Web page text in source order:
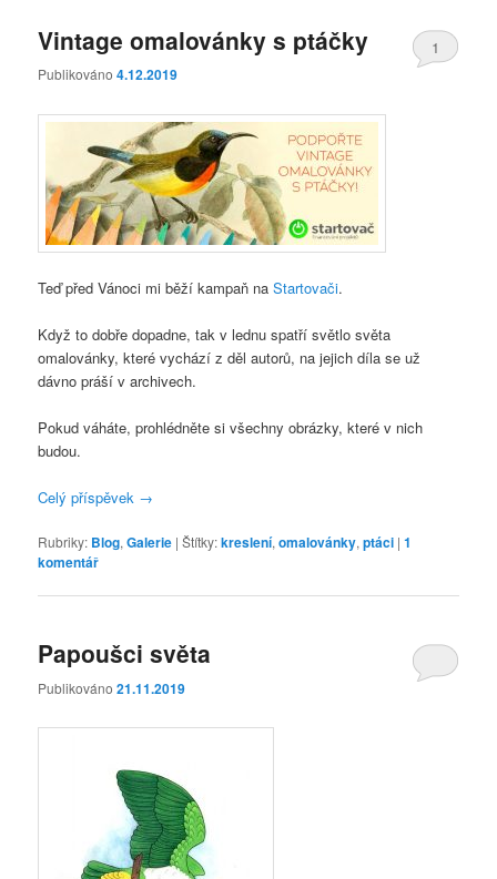
Vintage omalovánky s ptáčky
Publikováno4.12.2019
1
Teď před Vánoci mi běží kampaň naStartovači.
Když to dobře dopadne, tak v lednu spatří světlo světa
omalovánky, které vychází z děl autorů, na jejich díla se už
dávno práší v archivech.
Pokud váháte, prohlédněte si všechny obrázky, které v nich
budou.
Celý příspěvek →
Rubriky: Blog,Galerie |Štítky:kreslení,omalovánky,ptáci |1
komentář
Papoušci světa
Publikováno21.11.2019